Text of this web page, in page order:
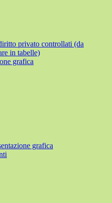
privato controllati (da
in tabelle)
grafica
grafica